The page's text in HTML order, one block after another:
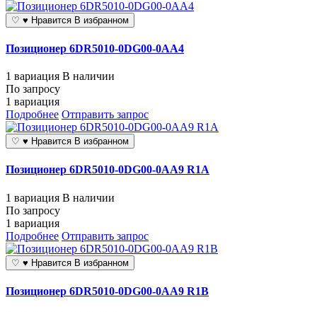
♡ ♥ Нравится В избранном
Позиционер 6DR5010-0DG00-0AA4
1 вариация В наличии
По запросу
1 вариация
Подробнее Отправить запрос
♡ ♥ Нравится В избранном
Позиционер 6DR5010-0DG00-0AA9 R1A
1 вариация В наличии
По запросу
1 вариация
Подробнее Отправить запрос
♡ ♥ Нравится В избранном
Позиционер 6DR5010-0DG00-0AA9 R1B